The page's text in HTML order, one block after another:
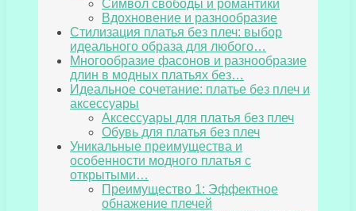
Символ свободы и романтики
Вдохновение и разнообразие
Стилизация платья без плеч: выбор
идеального образа для любого…
Многообразие фасонов и разнообразие
длин в модных платьях без…
Идеальное сочетание: платье без плеч и
аксессуары
Аксессуары для платья без плеч
Обувь для платья без плеч
Уникальные преимущества и
особенности модного платья с
открытыми…
Преимущество 1: Эффектное
обнажение плечей